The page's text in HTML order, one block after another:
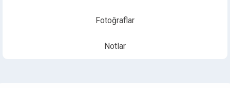
Fotoğraflar
Notlar